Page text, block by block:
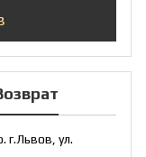
г.Львов, ул.